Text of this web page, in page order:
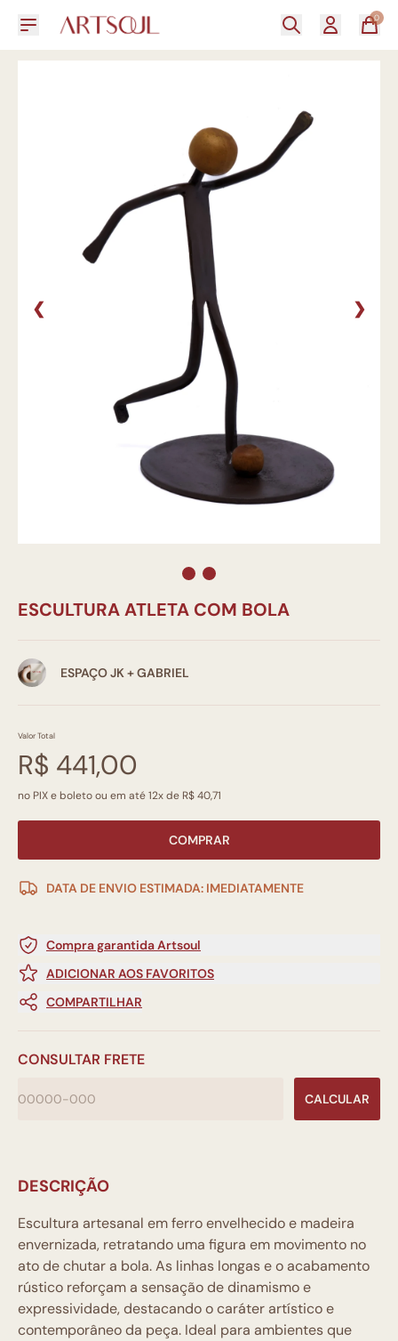
0
❮ ❯
ESCULTURA ATLETA COM BOLA
ESPAÇO JK + GABRIEL
Valor Total
R$ 441,00
no PIX e boleto ou em até 12x de R$ 40,71
COMPRAR
DATA DE ENVIO ESTIMADA: IMEDIATAMENTE
Compra garantida Artsoul
ADICIONAR AOS FAVORITOS
COMPARTILHAR
CONSULTAR FRETE
CALCULAR
DESCRIÇÃO
Escultura artesanal em ferro envelhecido e madeira
envernizada, retratando uma figura em movimento no
ato de chutar a bola. As linhas longas e o acabamento
rústico reforçam a sensação de dinamismo e
expressividade, destacando o caráter artístico e
contemporâneo da peça. Ideal para ambientes que